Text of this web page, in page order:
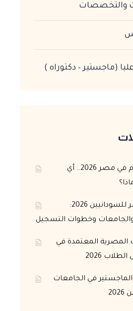
والتخصصات
(ماجستير – دكتوراه )
أفضل كلية علوم في مصر 2026.. أي
الدراسة في مصر للسودانيين 2026:
وخطوات التسجيل
المصرية المعتمدة في
2026
في الجامعات